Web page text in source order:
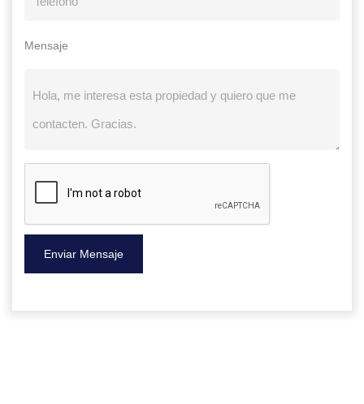
Mensaje
Enviar Mensaje